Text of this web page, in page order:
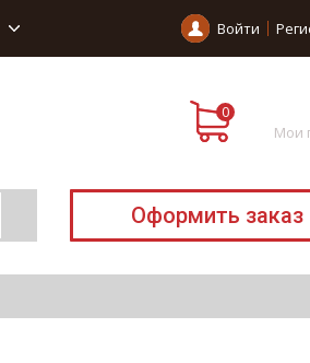
Войти
Мои
Оформить заказ